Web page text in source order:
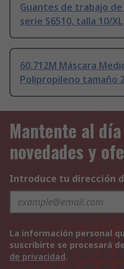
Guantes de trabajo
serie S6510, talla 10/XL
60.712M Máscara
Polipropileno tamaño
Mantente al
novedades y
Introduce tu dirección
La información personal
suscribirte se procesará
de privacidad.